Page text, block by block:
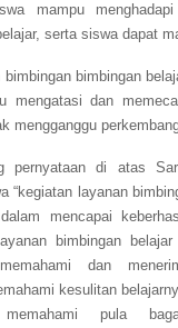
mampu
serta siswa dapat
bimbingan
mengatasi dan
mengganggu
pernyataan di atas
“kegiatan layanan
mencapai
bimbingan
dan
kesulitan
pula